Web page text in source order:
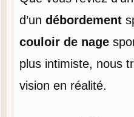
d’un débordement
couloir de nage
plus intimiste, nous
vision en réalité.